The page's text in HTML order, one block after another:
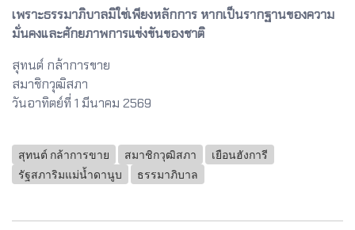
เพราะธรรมาภิบาลมิใช่เพียงหลักการ หากเป็นรากฐานของความ
มั่นคงและศักยภาพการแข่งขันของชาติ
สุทนต์ กล้าการขาย
สมาชิกวุฒิสภา
วันอาทิตย์ที่ 1 มีนาคม 2569
สุทนต์ กล้าการขาย สมาชิกวุฒิสภา
เยือนฮังการี
รัฐสภาริมแม่น้ำดานูบ
ธรรมาภิบาล